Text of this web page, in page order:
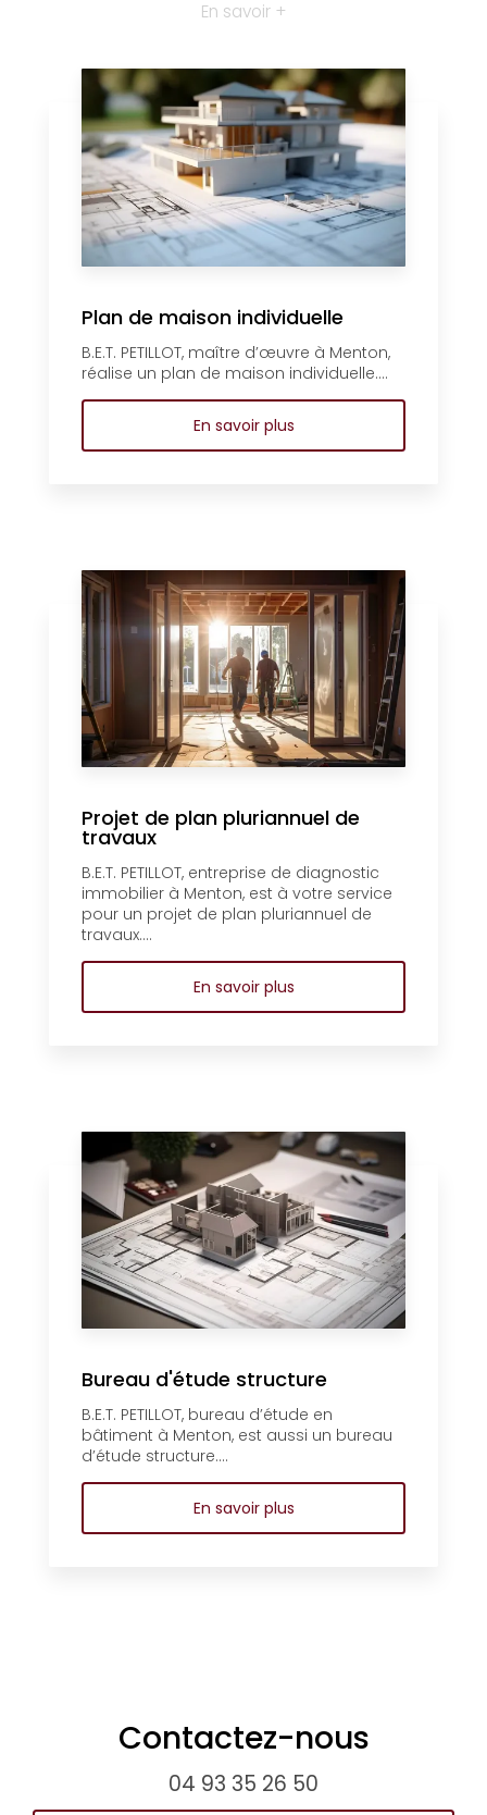
En savoir +
Plan de maison individuelle
B.E.T. PETILLOT, maître d’œuvre à Menton,
réalise un plan de maison individuelle....
En savoir plus
Projet de plan pluriannuel de
travaux
B.E.T. PETILLOT, entreprise de diagnostic
immobilier à Menton, est à votre service
pour un projet de plan pluriannuel de
travaux....
En savoir plus
Bureau d'étude structure
B.E.T. PETILLOT, bureau d’étude en
bâtiment à Menton, est aussi un bureau
d’étude structure....
En savoir plus
Contactez-nous
04 93 35 26 50